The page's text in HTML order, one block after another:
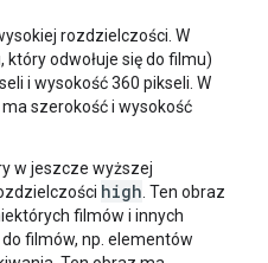
,
": boolean
string
,
,
,
,
rozdzielczości. W
odwołuje się do filmu)
i wysokość 360 pikseli. W
szerokość i wysokość
w jeszcze wyższej
high . Ten obraz
filmów i innych
filmów, np. elementów